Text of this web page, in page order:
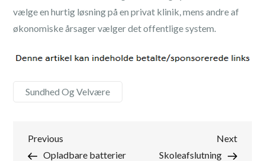
vælge en hurtig løsning på en privat klinik, mens andre af
økonomiske årsager vælger det offentlige system.
Sundhed Og Velvære
Indlægsnavigation
Previous
Post
Previous
Opladbare batterier
Next
Post
Next
Skoleafslutning